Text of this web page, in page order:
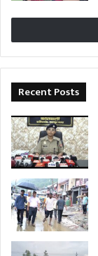
Recent Posts